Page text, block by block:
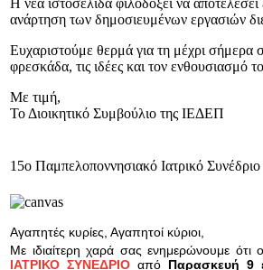
Η νέα ιστοσελίδα φιλοδοξεί να
ανάρτηση των δημοσιευμένων εργασιών
Ευχαριστούμε θερμά για τη μέχρι σήμερα
φρεσκάδα, τις ιδέες και τον ενθουσιασμό
Με τιμή,
Το Διοικητικό Συμβούλιο της ΙΕΔΕΠ
15ο Παμπελοποννησιακό Ιατρικό
Αγαπητές κυρίες, Αγαπητοί κύριοι,
Με ιδιαίτερη χαρά σας ενημερώνουμε ότι ο
ΙΑΤΡΙΚΟ ΣΥΝΕΔΡΙΟ από Παρασκευή 9